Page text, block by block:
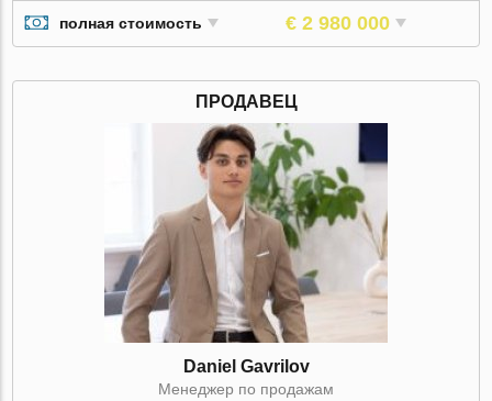
полная стоимость € 2 980 000
ПРОДАВЕЦ
Daniel Gavrilov
Менеджер по продажам